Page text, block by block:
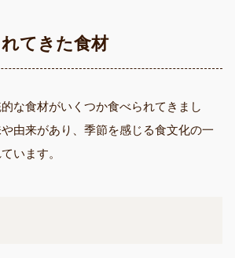
てきた食材
な食材がいくつか食べられてきまし
由来があり、季節を感じる食文化の一
います。